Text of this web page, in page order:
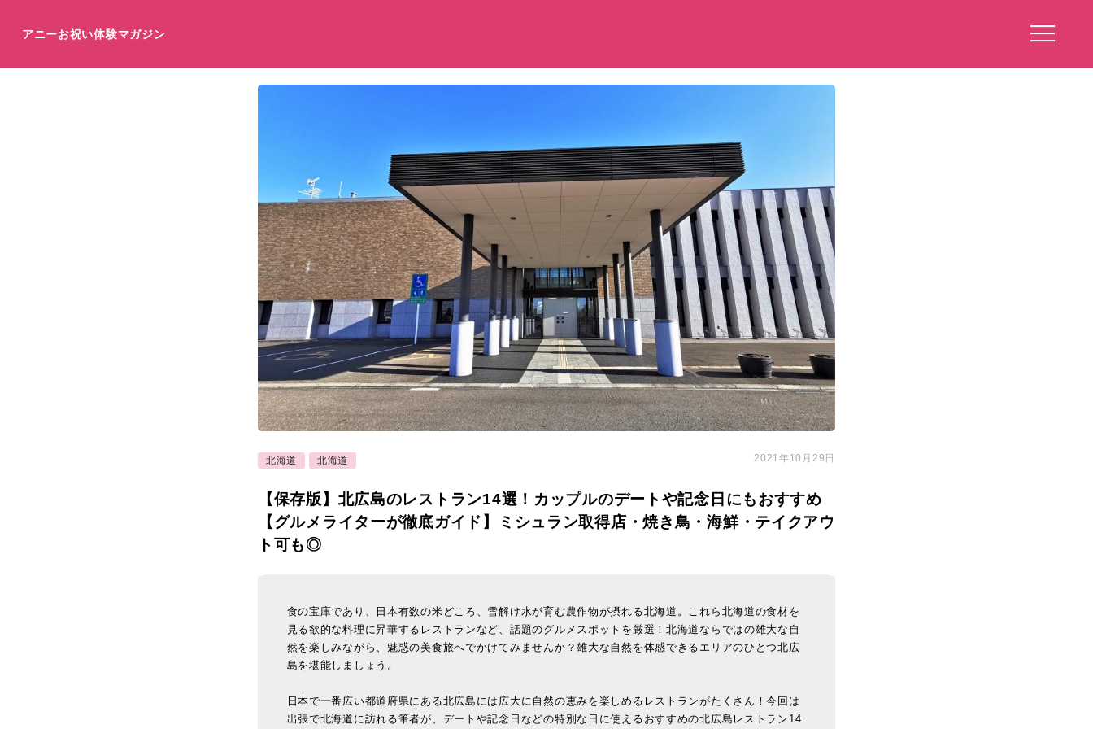
アニーお祝い体験マガジン
北海道 北海道 2021年10月29日
【保存版】北広島のレストラン14選！カップルのデートや記念日にもおすすめ
【グルメライターが徹底ガイド】ミシュラン取得店・焼き鳥・海鮮・テイクアウ
ト可も◎
食の宝庫であり、日本有数の米どころ、雪解け水が育む農作物が摂れる北海道。これら北海道の食材を
見る欲的な料理に昇華するレストランなど、話題のグルメスポットを厳選！北海道ならではの雄大な自
然を楽しみながら、魅惑の美食旅へでかけてみませんか？雄大な自然を体感できるエリアのひとつ北広
島を堪能しましょう。
日本で一番広い都道府県にある北広島には広大に自然の恵みを楽しめるレストランがたくさん！今回は
出張で北海道に訪れる筆者が、デートや記念日などの特別な日に使えるおすすめの北広島レストラン14